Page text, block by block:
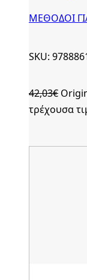
ΜΕΘΟΔΟΙ
SKU:
42,03€
τρέχουσα